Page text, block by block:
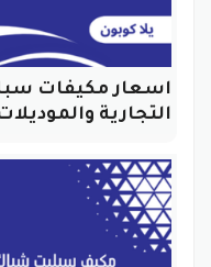
اسعار مكيفات
التجارية